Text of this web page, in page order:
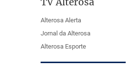
Alterosa Alerta
Jornal da Alterosa
Alterosa Esporte